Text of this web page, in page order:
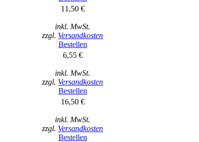
11,50 €
inkl. MwSt.
zzgl. Versandkosten
Bestellen
6,55 €
inkl. MwSt.
zzgl. Versandkosten
Bestellen
16,50 €
inkl. MwSt.
zzgl. Versandkosten
Bestellen